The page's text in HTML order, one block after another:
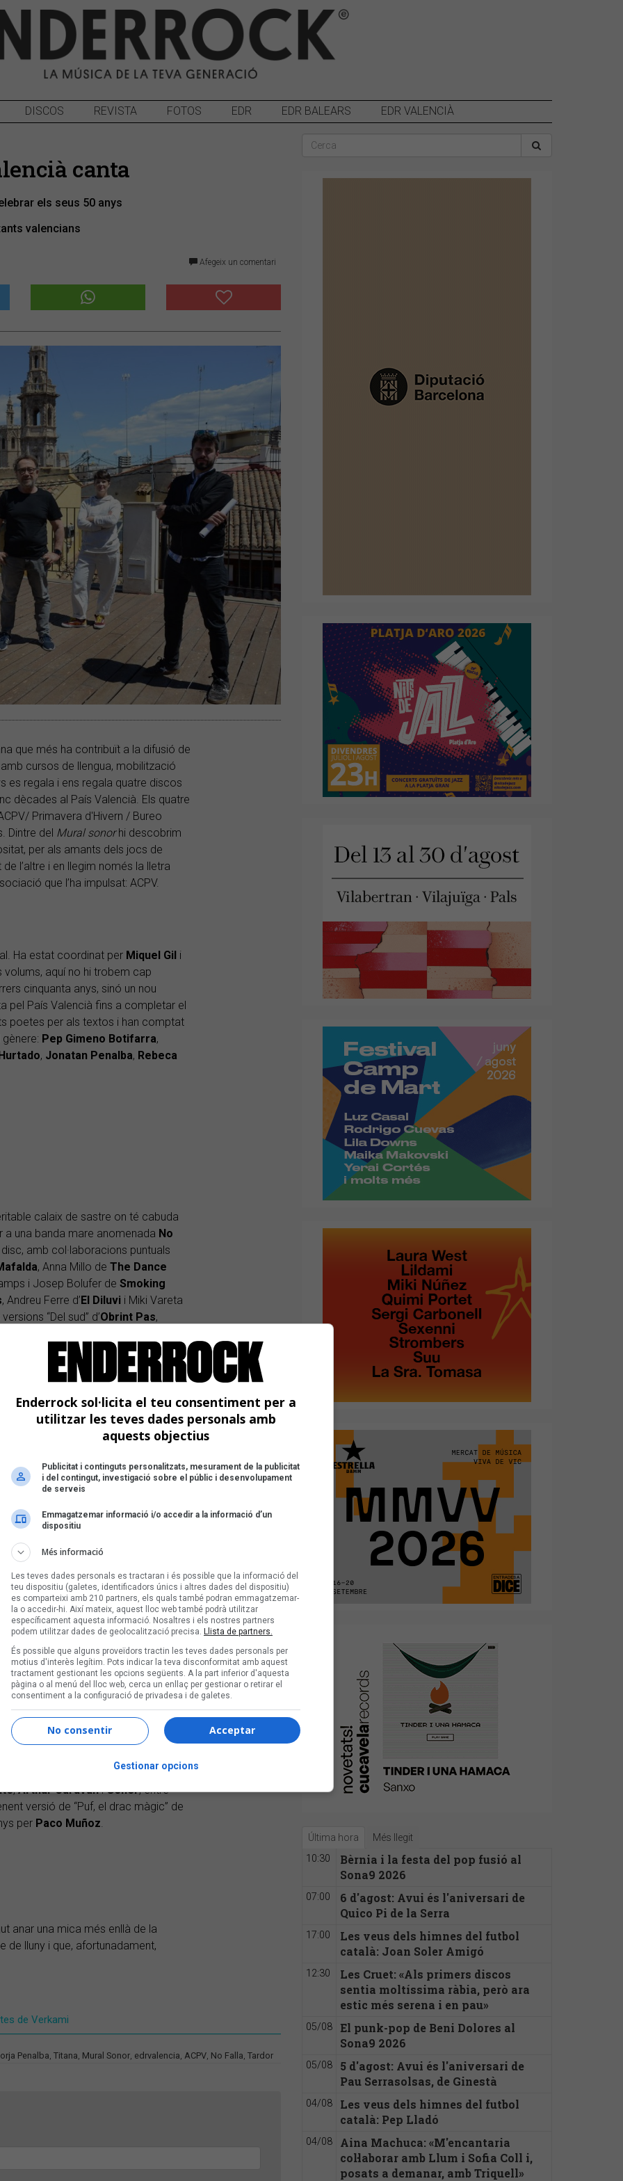
DISCOS REVISTA FOTOS EDR EDR BALEARS EDR VALENCIÀ
canta
els seus 50 anys
valencians
Afegeix un comentari
que més ha contribuït a la difusió de
cursos de llengua, mobilització
es regala i ens regala quatre discos
dècades al País Valencià. Els quatre
Primavera d'Hivern / Bureo
Dintre del Mural sonorhi descobrim
per als amants dels jocs de
l’altre i en llegim només la lletra
que l’ha impulsat: ACPV.
Ha estat coordinat per Miquel Gil i
volums, aquí no hi trobem cap
cinquanta anys, sinó un nou
pel País Valencià fins a completar el
poetes per als textos i han comptat
Pep Gimeno Botifarra,
, Jonatan Penalba, Rebeca
calaix de sastre on té cabuda
a una banda mare anomenada No
amb col·laboracions puntuals
, Anna Millo de The Dance
i Josep Bolufer de Smoking
, Andreu Ferre d’El Diluvi i Miki Vareta
“Del sud” d’Obrint Pas,
cançons que abracen més de
i Borja Penalba, que han estat els
s’hi sentís representat, bé amb
Així al disc s'hi senten, entre
Mont
Maria del Carme Girau,Carles
,Clara Andrés, etc.
que ha servit de fil conductor en
(
Smoking Souls…) per
,Arthur CaravaniGener, entre
versió de “Puf, el drac màgic” de
per Paco Muñoz
anar una mica més enllà de la
de lluny i que, afortunadament,
de Verkami
Penalba Titana Mural Sonor edrvalencia ACPV No Falla Tardor
Última hora Més llegit
10:30
Bèrnia i la festa del pop fusió al
Sona9 2026
07:00
6 d'agost: Avui és l'aniversari de
Quico Pi de la Serra
17:00
Les veus dels himnes del futbol
català: Joan Soler Amigó
12:30
Les Cruet: «Als primers discos
sentia moltíssima ràbia, però ara
estic més serena i en pau»
05/08
El punk-pop de Beni Dolores al
Sona9 2026
05/08
5 d'agost: Avui és l'aniversari de
Pau Serrasolsas, de Ginestà
04/08
Les veus dels himnes del futbol
català: Pep Lladó
04/08
Aina Machuca: «M'encantaria
col·laborar amb Llum i Sofia Coll i,
posats a demanar, amb Triquell»
Enderrock sol·licita el teu consentiment per a
utilitzar les teves dades personals amb
aquests objectius
Publicitat i continguts personalitzats, mesurament de la publicitat
i del contingut, investigació sobre el públic i desenvolupament
de serveis
Emmagatzemar informació i/o accedir a la informació d’un
dispositiu
Més informació
Les teves dades personals es tractaran i és possible que la informació del
teu dispositiu (galetes, identificadors únics i altres dades del dispositiu)
es comparteixi amb 210 partners, els quals també podran emmagatzemar-
la o accedir-hi. Així mateix, aquest lloc web també podrà utilitzar
específicament aquesta informació. Nosaltres i els nostres partners
podem utilitzar dades de geolocalització precisa. Llista de partners.
És possible que alguns proveïdors tractin les teves dades personals per
motius d'interès legítim. Pots indicar la teva disconformitat amb aquest
tractament gestionant les opcions següents. A la part inferior d'aquesta
pàgina o al menú del lloc web, cerca un enllaç per gestionar o retirar el
consentiment a la configuració de privadesa i de galetes.
Acceptar
No consentir
Gestionar opcions